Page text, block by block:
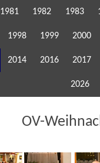
1981 1982 1983
1998 1999 2000
2014 2016 2017
2026
OV-